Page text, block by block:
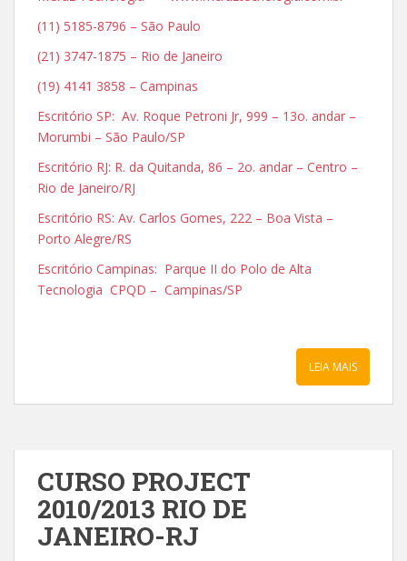
(11) 5185-8796 – São Paulo
(21) 3747-1875 – Rio de Janeiro
(19) 4141 3858 – Campinas
Escritório SP: Av. Roque Petroni Jr, 999 – 13o. andar –
Morumbi – São Paulo/SP
Escritório RJ: R. da Quitanda, 86 – 2o. andar – Centro –
Rio de Janeiro/RJ
Escritório RS: Av. Carlos Gomes, 222 – Boa Vista –
Porto Alegre/RS
Escritório Campinas: Parque II do Polo de Alta
Tecnologia CPQD – Campinas/SP
LEIA MAIS
CURSO PROJECT
2010/2013 RIO DE
JANEIRO-RJ